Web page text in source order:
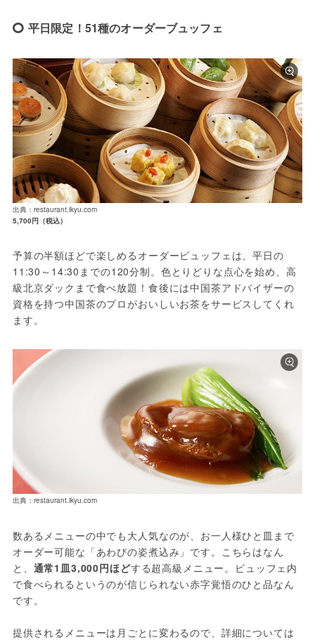
平日限定！51種のオーダーブュッフェ
出典：restaurant.ikyu.com
5,700円（税込）
予算の半額ほどで楽しめるオーダービュッフェは、平日の
11:30～14:30までの120分制。色とりどりな点心を始め、高
級北京ダックまで食べ放題！食後には中国茶アドバイザーの
資格を持つ中国茶のプロがおいしいお茶をサービスしてくれ
ます。
出典：restaurant.ikyu.com
数あるメニューの中でも大人気なのが、お一人様ひと皿まで
オーダー可能な「あわびの姿煮込み」です。こちらはなん
と、 通常1皿3,000円ほどする超高級メニュー。ビュッフェ内
で食べられるというのが信じられない赤字覚悟のひと品なん
です。
提供されるメニューは月ごとに変わるので、詳細については